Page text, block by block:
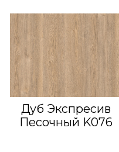
Дуб Экспресив
Песочный K076